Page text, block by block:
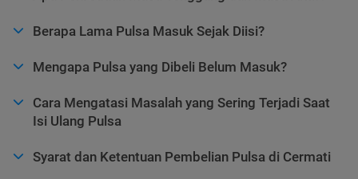
Berapa Lama Pulsa Masuk Sejak Diisi?
Mengapa Pulsa yang Dibeli Belum Masuk?
Cara Mengatasi Masalah yang Sering Terjadi Saat
Isi Ulang Pulsa
Syarat dan Ketentuan Pembelian Pulsa di Cermati